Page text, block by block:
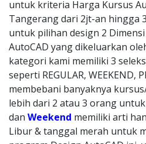
untuk kriteria Harga Kursus
Tangerang dari 2jt-an hingga
untuk pilihan design 2
AutoCAD yang dikeluarkan
kategori kami memiliki 3
seperti REGULAR, WEEKEND,
membebani banyaknya
lebih dari 2 atau 3 orang
dan Weekend memiliki arti
Libur & tanggal merah untuk